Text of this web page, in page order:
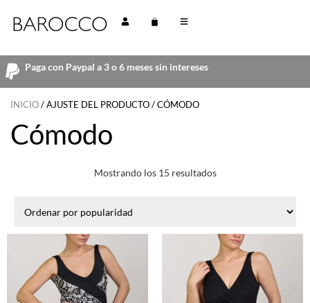
Paga con Paypal a 3 o 6 meses sin intereses
INICIO/ AJUSTE DEL PRODUCTO / CÓMODO
Cómodo
Mostrando los 15 resultados